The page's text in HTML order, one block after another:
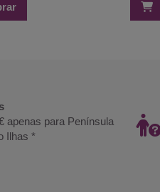
apenas para Península
Ilhas *